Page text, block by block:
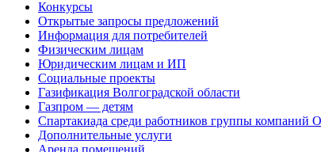
Конкурсы
Открытые запросы предложений
Информация для потребителей
Физическим лицам
Юридическим лицам и ИП
Социальные проекты
Газификация Волгоградской области
Газпром — детям
Спартакиада среди работников группы компаний
Дополнительные услуги
Аренда помещений